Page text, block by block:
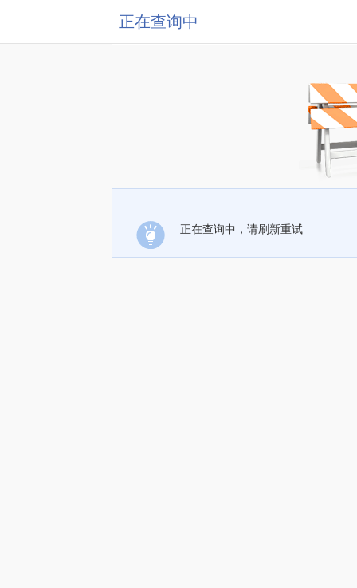
正在查询中
正在查询中，请刷新重试